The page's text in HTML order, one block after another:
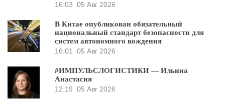
16:03 05 Авг 2026
В Китае опубликован обязательный
национальный стандарт безопасности для
систем автономного вождения
16:01 05 Авг 2026
#ИМПУЛЬСЛОГИСТИКИ — Ильина
Анастасия
12:19 05 Авг 2026